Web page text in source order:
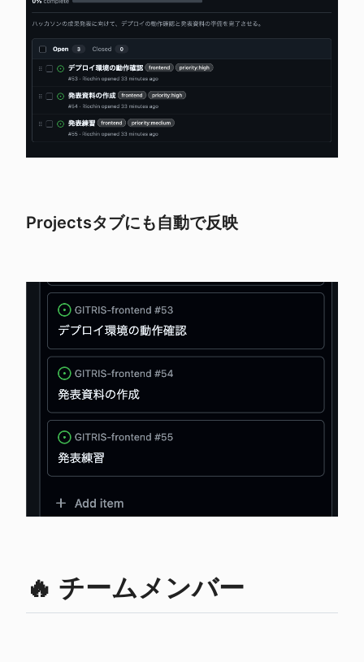
Projectsタブにも自動で反映
🔥 チームメンバー